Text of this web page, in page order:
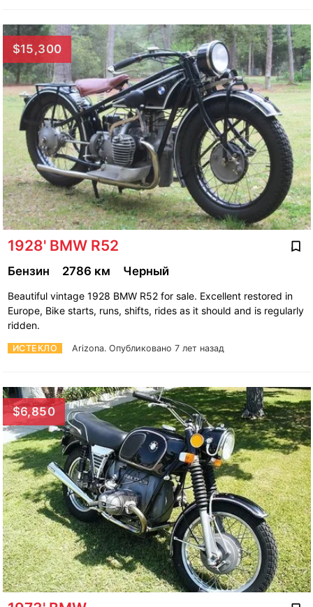
$15,300
1928' BMW R52
ИСТЕКЛО Arizona. Опубликовано 7 лет назад
Бензин 2786 км Черный
Beautiful vintage 1928 BMW R52 for sale. Excellent restored in
Europe, Bike starts, runs, shifts, rides as it should and is regularly
ridden.
$6,850